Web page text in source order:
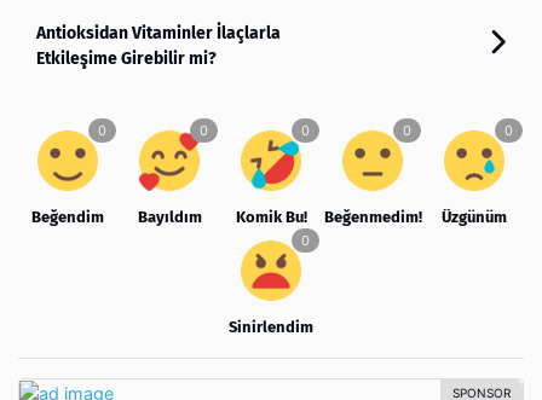
Antioksidan Vitaminler İlaçlarla
Etkileşime Girebilir mi?
Beğendim Bayıldım Komik Bu! Beğenmedim! Üzgünüm
Sinirlendim